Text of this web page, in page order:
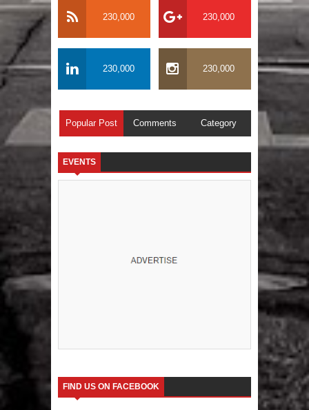
230,000 230,000
230,000 230,000
Popular Post Comments Category
EVENTS
FIND US ON FACEBOOK